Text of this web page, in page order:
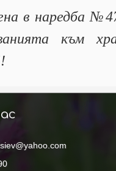
в наредба
към